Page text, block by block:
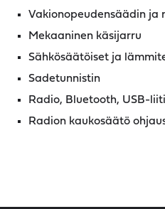
Vakionopeudensäädin ja
Mekaaninen käsijarru
Sähkösäätöiset ja
Sadetunnistin
Radio, Bluetooth, USB-
Radion kaukosäätö